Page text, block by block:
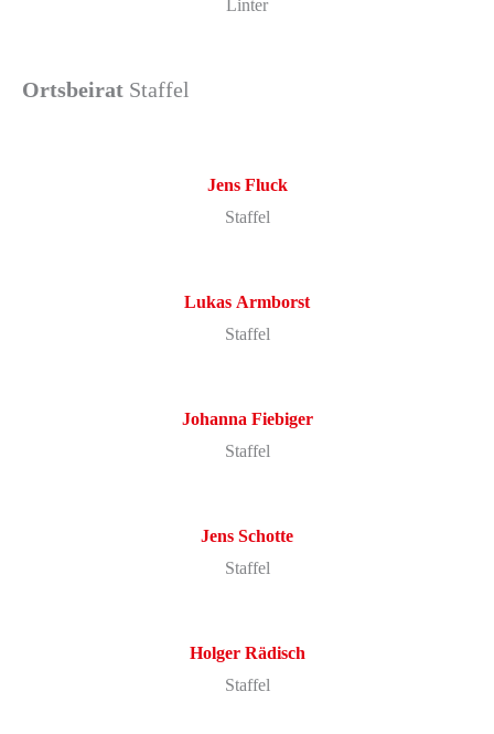
Linter
Ortsbeirat Staffel
Jens Fluck
Staffel
Lukas Armborst
Staffel
Johanna Fiebiger
Staffel
Jens Schotte
Staffel
Holger Rädisch
Staffel